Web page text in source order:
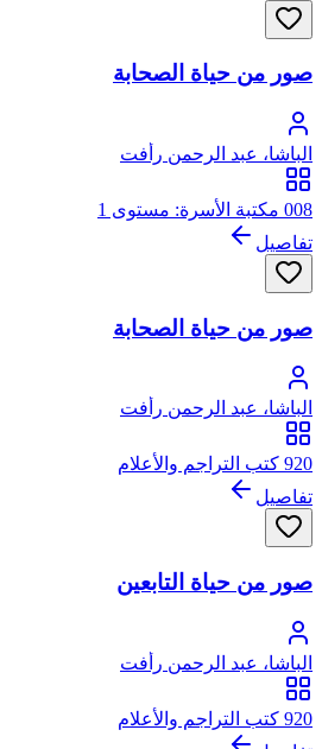
صور من حياة الصحابة
الباشا، عبد الرحمن رأفت
008 مكتبة الأسرة: مستوى 1
تفاصيل
صور من حياة الصحابة
الباشا، عبد الرحمن رأفت
920 كتب التراجم والأعلام
تفاصيل
صور من حياة التابعين
الباشا، عبد الرحمن رأفت
920 كتب التراجم والأعلام